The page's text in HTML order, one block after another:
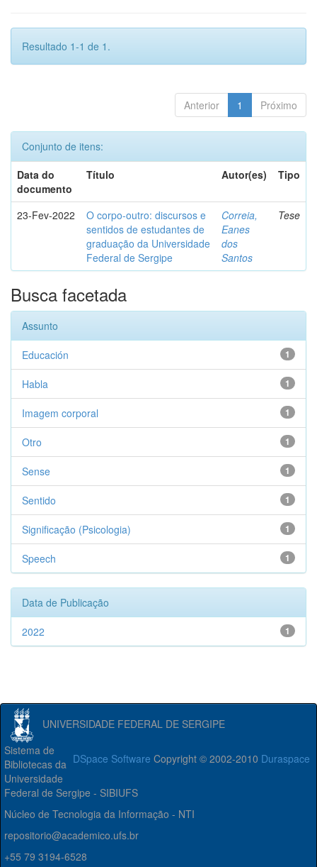
Resultado 1-1 de 1.
Anterior 1 Próximo
Conjunto de itens:
Data do
documento
Título Autor(es) Tipo
23-Fev-2022
O corpo-outro: discursos e
sentidos de estudantes de
graduação da Universidade
Federal de Sergipe
Correia,
Eanes
dos
Santos
Tese
Busca facetada
Assunto
1
Educación
1
Habla
1
Imagem corporal
1
Otro
1
Sense
1
Sentido
1
Significação (Psicologia)
1
Speech
Data de Publicação
1
2022
UNIVERSIDADE FEDERAL DE SERGIPE
DSpace Software Copyright © 2002-2010 Duraspace
Sistema de
Bibliotecas da
Universidade
Federal de Sergipe - SIBIUFS
Núcleo de Tecnologia da Informação - NTI
repositorio@academico.ufs.br
+55 79 3194-6528